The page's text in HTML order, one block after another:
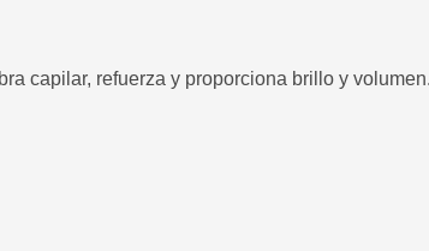
capilar, refuerza y proporciona brillo y